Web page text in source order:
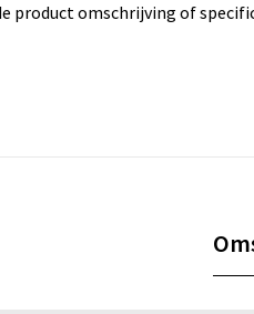
product omschrijving of